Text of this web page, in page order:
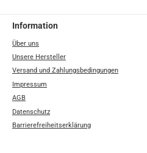
Information
Über uns
Unsere Hersteller
Versand und Zahlungsbedingungen
Impressum
AGB
Datenschutz
Barrierefreiheitserklärung